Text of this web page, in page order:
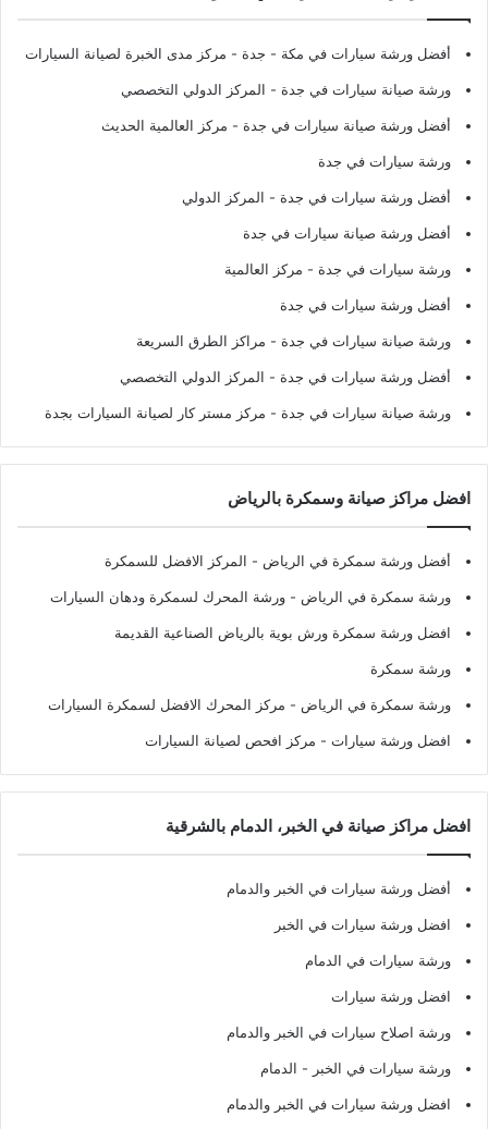
أفضل ورشة سيارات في مكة - جدة - مركز مدى الخبرة لصيانة السيارات
ورشة صيانة سيارات في جدة - المركز الدولي التخصصي
أفضل ورشة صيانة سيارات في جدة - مركز العالمية الحديث
ورشة سيارات في جدة
أفضل ورشة سيارات في جدة - المركز الدولي
أفضل ورشة صيانة سيارات في جدة
ورشة سيارات في جدة - مركز العالمية
أفضل ورشة سيارات في جدة
ورشة صيانة سيارات في جدة - مراكز الطرق السريعة
أفضل ورشة سيارات في جدة - المركز الدولي التخصصي
ورشة صيانة سيارات في جدة - مركز مستر كار لصيانة السيارات بجدة
افضل مراكز صيانة وسمكرة بالرياض
أفضل ورشة سمكرة في الرياض - المركز الافضل للسمكرة
ورشة سمكرة في الرياض - ورشة المحرك لسمكرة ودهان السيارات
افضل ورشة سمكرة ورش بوية بالرياض الصناعية القديمة
ورشة سمكرة
ورشة سمكرة في الرياض - مركز المحرك الافضل لسمكرة السيارات
افضل ورشة سيارات - مركز افحص لصيانة السيارات
افضل مراكز صيانة في الخبر، الدمام بالشرقية
أفضل ورشة سيارات في الخبر والدمام
افضل ورشة سيارات في الخبر
ورشة سيارات في الدمام
افضل ورشة سيارات
ورشة اصلاح سيارات في الخبر والدمام
ورشة سيارات في الخبر - الدمام
افضل ورشة سيارات في الخبر والدمام